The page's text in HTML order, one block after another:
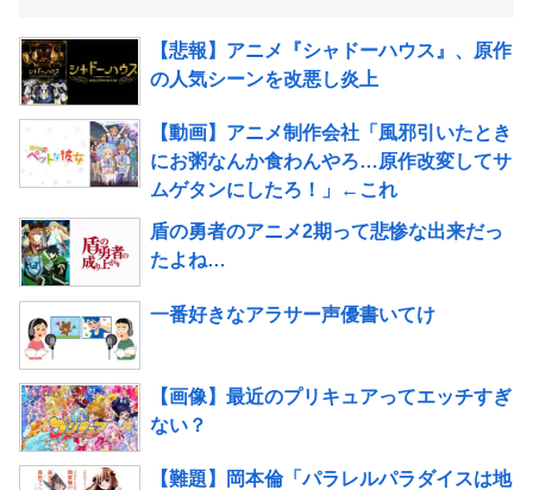
【悲報】アニメ『シャドーハウス』、原作
の人気シーンを改悪し炎上
【動画】アニメ制作会社「風邪引いたとき
にお粥なんか食わんやろ…原作改変してサ
ムゲタンにしたろ！」←これ
盾の勇者のアニメ2期って悲惨な出来だっ
たよね…
一番好きなアラサー声優書いてけ
【画像】最近のプリキュアってエッチすぎ
ない？
【難題】岡本倫「パラレルパラダイスは地